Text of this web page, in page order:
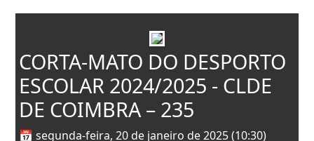
CORTA-MATO DO DESPORTO
ESCOLAR 2024/2025 - CLDE
DE COIMBRA – 235
📅 segunda-feira, 20 de janeiro de 2025 (10:30)